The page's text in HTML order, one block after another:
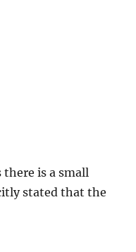
is a small
stated that the